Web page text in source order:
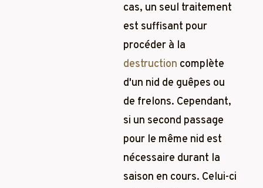
cas, un seul traitement
est suffisant pour
procéder à la
destruction complète
d'un nid de guêpes ou
de frelons. Cependant,
si un second passage
pour le même nid est
nécessaire durant la
saison en cours. Celui-ci